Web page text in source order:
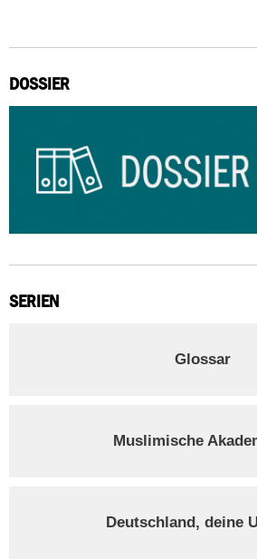
DOSSIER
SERIEN
Glossar
Muslimische
Deutschland, deine